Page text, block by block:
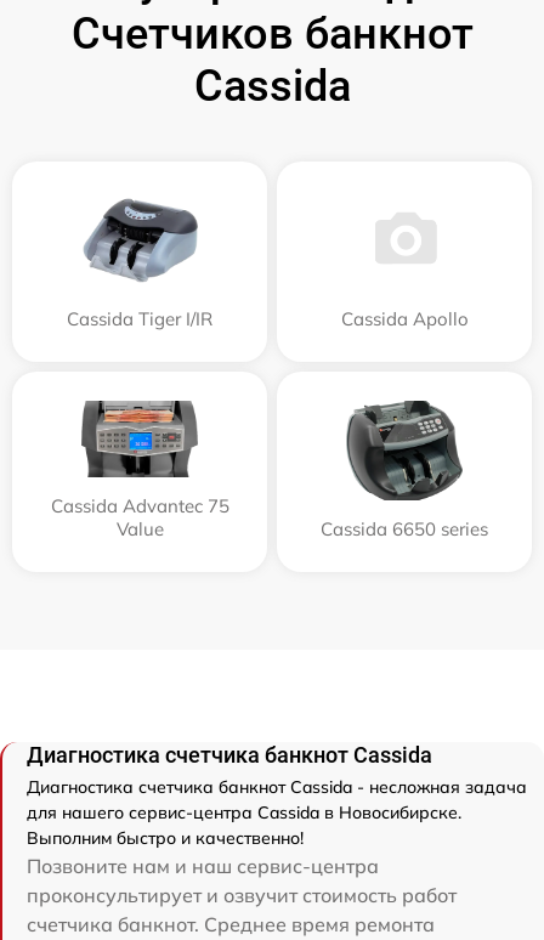
Счетчиков банкнот
Cassida
Cassida Tiger I/IR Cassida Apollo
Cassida Advantec 75
Value
Cassida 6650 series
Диагностика счетчика банкнот Cassida
Диагностика счетчика банкнот Cassida - несложная задача
для нашего сервис-центра Cassida в Новосибирске.
Выполним быстро и качественно!
Позвоните нам и наш сервис-центра
проконсультирует и озвучит стоимость работ
счетчика банкнот. Среднее время ремонта